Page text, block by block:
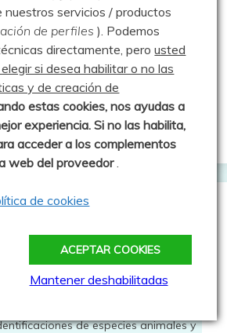
1,205
a través.¡Ojo al seguir mis rutas!
de especies animales y
nuestros servicios / productos
de perfiles ). Podemos
directamente, perousted
si desea habilitar o no las
y de creación de
estas cookies, nos ayudas a
experiencia. Si no las habilita,
acceder a los complementos
web del proveedor.
de cookies
ACEPTAR COOKIES
Mantener deshabilitadas